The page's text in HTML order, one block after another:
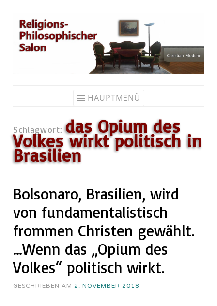
Zum
Inhalt
springen
HAUPTMENÜ
Schlagwort:das Opium des
Volkes wirkt politisch in
Brasilien
Bolsonaro, Brasilien, wird
von fundamentalistisch
frommen Christen gewählt.
…Wenn das „Opium des
Volkes“ politisch wirkt.
GESCHRIEBEN AM 2. NOVEMBER 2018